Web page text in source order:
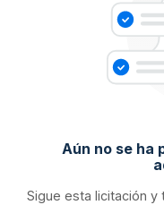
Aún no se ha
Sigue esta licitación